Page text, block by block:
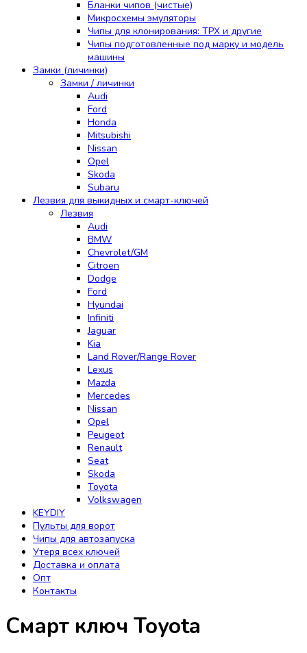
Бланки чипов (чистые)
Микросхемы эмуляторы
Чипы для клонирования: TPX и другие
Чипы подготовленные под марку и модель
машины
Замки (личинки)
Замки / личинки
Audi
Ford
Honda
Mitsubishi
Nissan
Opel
Skoda
Subaru
Лезвия для выкидных и смарт-ключей
Лезвия
Audi
BMW
Chevrolet/GM
Citroen
Dodge
Ford
Hyundai
Infiniti
Jaguar
Kia
Land Rover/Range Rover
Lexus
Mazda
Mercedes
Nissan
Opel
Peugeot
Renault
Seat
Skoda
Toyota
Volkswagen
KEYDIY
Пульты для ворот
Чипы для автозапуска
Утеря всех ключей
Доставка и оплата
Опт
Контакты
Смарт ключ Toyota